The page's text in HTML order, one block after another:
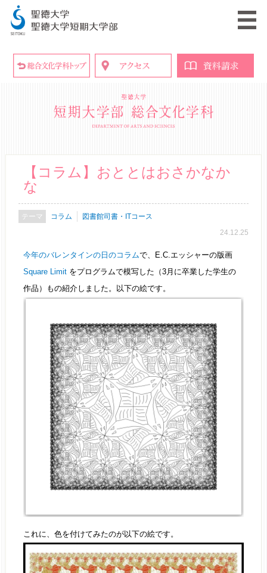
【コラム】おととはおさかなか
な
コラム
図書館司書・ITコース
24.12.25
今年のバレンタインの日のコラムで、E.C.エッシャーの版画
Square Limit をプログラムで模写した（3月に卒業した学生の
作品）もの紹介しました。以下の絵です。
これに、色を付けてみたのが以下の絵です。